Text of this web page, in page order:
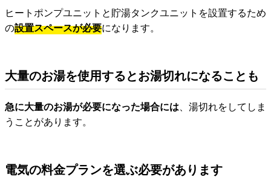
ヒートポンプユニットと貯湯タンクユニットを設置するため
の設置スペースが必要になります。
大量のお湯を使用するとお湯切れになることも
急に大量のお湯が必要になった場合には 、湯切れをしてしま
うことがあります。
電気の料金プランを選ぶ必要があります